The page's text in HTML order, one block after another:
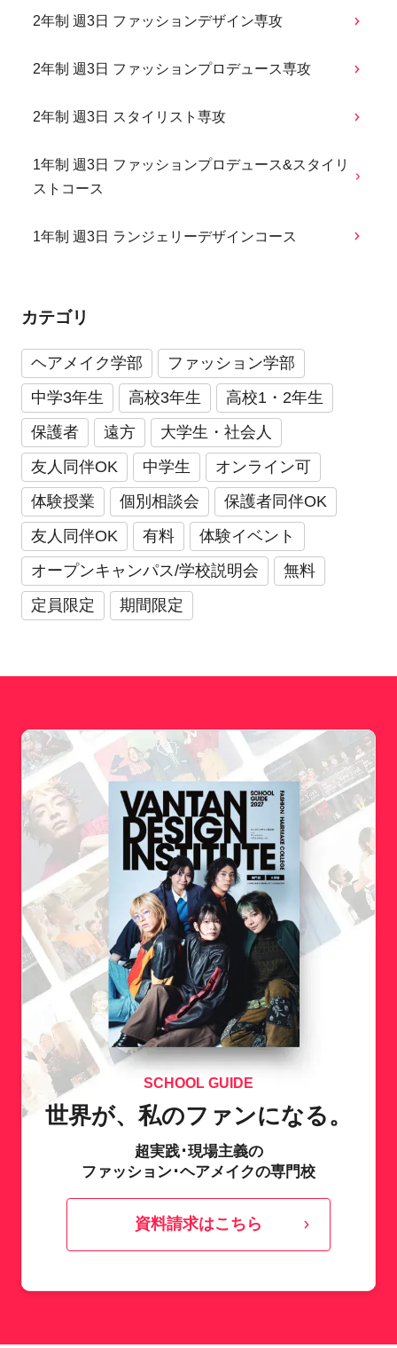
2年制 週3日 ファッションデザイン専攻
2年制 週3日 ファッションプロデュース専攻
2年制 週3日 スタイリスト専攻
1年制 週3日 ファッションプロデュース&スタイリ
ストコース
1年制 週3日 ランジェリーデザインコース
カテゴリ
ヘアメイク学部
ファッション学部
中学3年生
高校3年生
高校1・2年生
保護者
遠方
大学生・社会人
友人同伴OK
中学生
オンライン可
体験授業
個別相談会
保護者同伴OK
友人同伴OK
有料
体験イベント
オープンキャンパス/学校説明会
無料
定員限定
期間限定
SCHOOL GUIDE
世界が、私のファンになる。
超実践･現場主義の
ファッション･ヘアメイクの専門校
資料請求はこちら